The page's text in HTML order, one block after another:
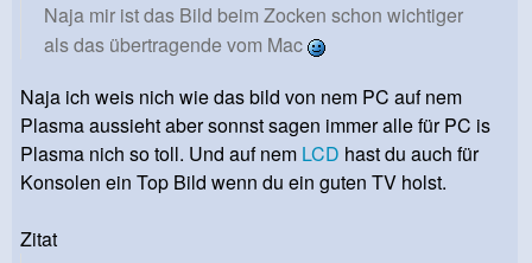
Naja mir ist das Bild beim Zocken schon wichtiger
als das übertragende vom Mac
Naja ich weis nich wie das bild von nem PC auf nem
Plasma aussieht aber sonnst sagen immer alle für PC is
Plasma nich so toll. Und auf nem LCD hast du auch für
Konsolen ein Top Bild wenn du ein guten TV holst.
Zitat